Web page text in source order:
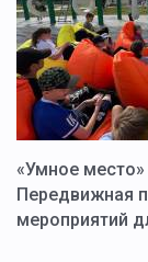
«Умное
Передвижная
мероприятий